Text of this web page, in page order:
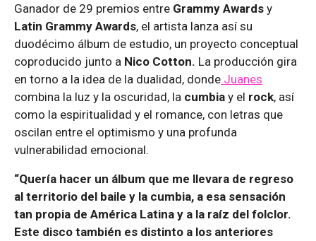
Ganador de 29 premios entre Grammy Awards y
Latin Grammy Awards, el artista lanza así su
duodécimo álbum de estudio, un proyecto conceptual
coproducido junto a Nico Cotton. La producción gira
en torno a la idea de la dualidad, donde Juanes
combina la luz y la oscuridad, la cumbia y el rock, así
como la espiritualidad y el romance, con letras que
oscilan entre el optimismo y una profunda
vulnerabilidad emocional.
“Quería hacer un álbum que me llevara de regreso
al territorio del baile y la cumbia, a esa sensación
tan propia de América Latina y a la raíz del folclor.
Este disco también es distinto a los anteriores